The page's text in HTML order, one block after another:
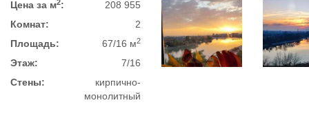
Цена за м2:
208 955
Комнат:
2
Площадь:
67/16 м2
Этаж:
7/16
Стены:
кирпично-
монолитный